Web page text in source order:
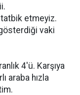
etmeyiz.
vaki
4'ü. Karşıya
araba hızla